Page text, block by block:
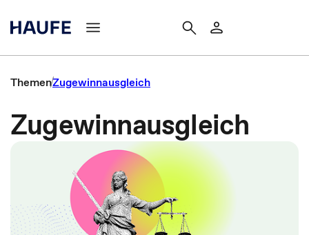
ThemenZugewinnausgleich
Zugewinnausgleich